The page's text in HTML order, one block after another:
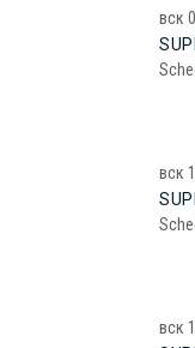
вск
вск
вск